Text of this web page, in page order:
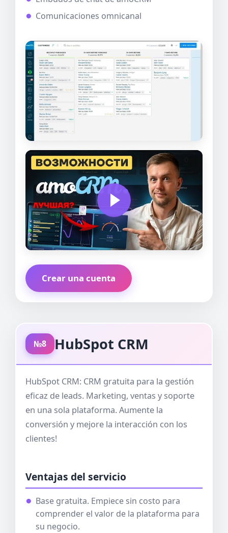
Comunicaciones omnicanal
Crear una cuenta
№8 HubSpot CRM
HubSpot CRM: CRM gratuita para la gestión
eficaz de leads. Marketing, ventas y soporte
en una sola plataforma. Aumente la
conversión y mejore la interacción con los
clientes!
Ventajas del servicio
Base gratuita. Empiece sin costo para
comprender el valor de la plataforma para
su negocio.